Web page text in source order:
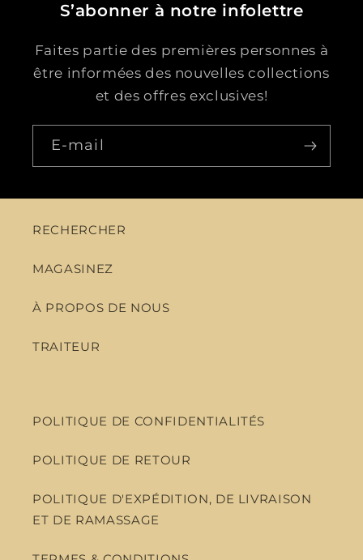
S’abonner à notre infolettre
Faites partie des premières personnes à
être informées des nouvelles collections
et des offres exclusives!
E-mail
RECHERCHER
MAGASINEZ
À PROPOS DE NOUS
TRAITEUR
POLITIQUE DE CONFIDENTIALITÉS
POLITIQUE DE RETOUR
POLITIQUE D'EXPÉDITION, DE LIVRAISON
ET DE RAMASSAGE